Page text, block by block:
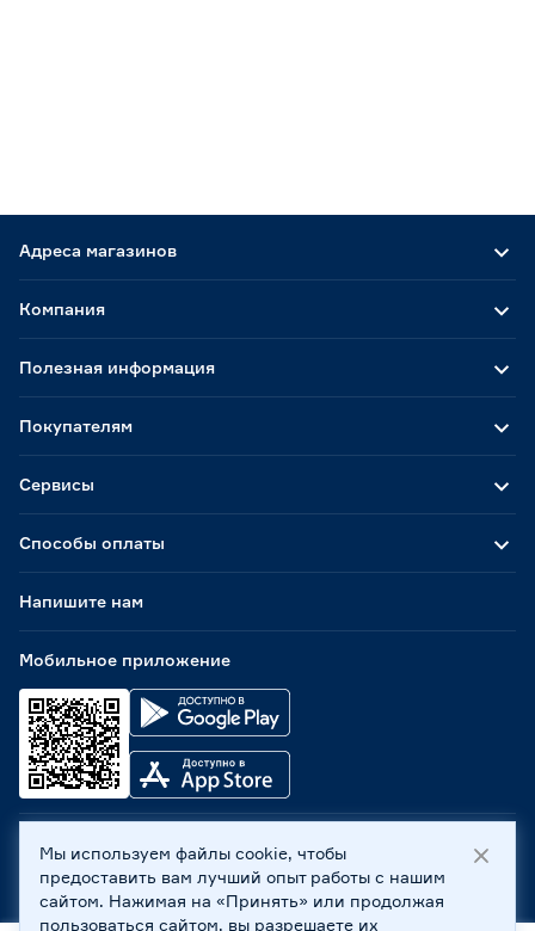
Адреса магазинов
Способы оплаты
Мобильное приложение
Компания
Полезная информация
Покупателям
Сервисы
Напишите нам
ООО «Бауцентр Рус» 2004 -2026, 236029, г. Калининград,
ул. А.Невского, 205. ИНН 7702596813, КПП 390601001 ©
Все права защищены
Мы используем файлы cookie, чтобы
предоставить вам лучший опыт работы с нашим
сайтом. Нажимая на «Принять» или продолжая
пользоваться сайтом, вы разрешаете их